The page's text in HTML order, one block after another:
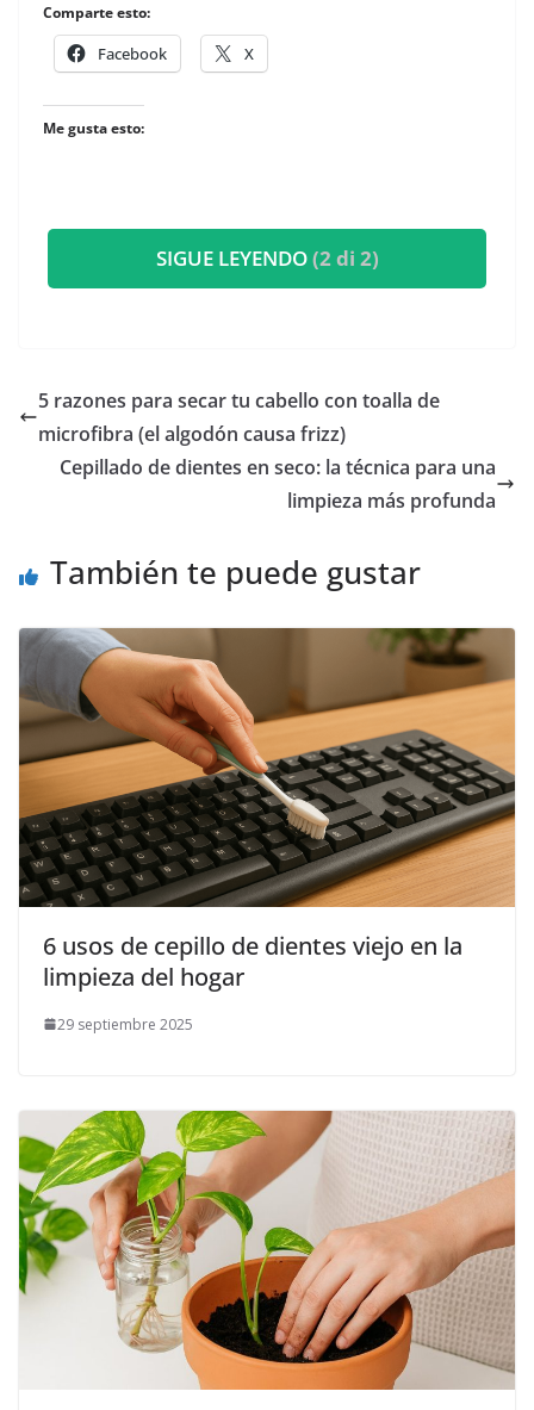
Comparte esto:
Facebook X
Me gusta esto:
SIGUE LEYENDO(2 di 2)
5 razones para secar tu cabello con toalla de
microfibra (el algodón causa frizz)
Cepillado de dientes en seco: la técnica para una
limpieza más profunda
También te puede gustar
6 usos de cepillo de dientes viejo en la
limpieza del hogar
29 septiembre 2025